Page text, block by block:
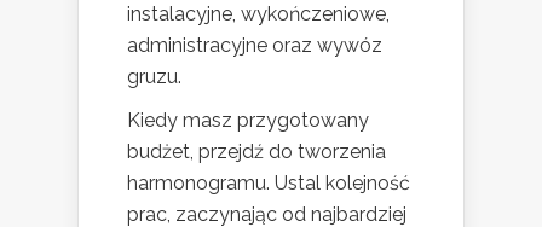
instalacyjne, wykończeniowe,
administracyjne oraz wywóz
gruzu.
Kiedy masz przygotowany
budżet, przejdź do tworzenia
harmonogramu. Ustal kolejność
prac, zaczynając od najbardziej